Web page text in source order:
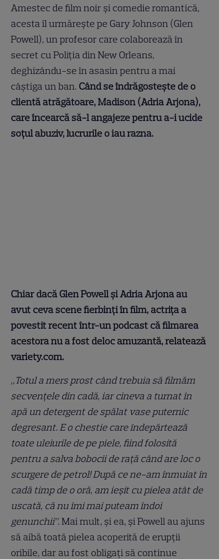
Amestec de film noir și comedie romantică,
acesta îl urmărește pe Gary Johnson (Glen
Powell), un profesor care colaborează în
secret cu Poliția din New Orleans,
deghizându-se în asasin pentru a mai
câștiga un ban. Când se îndrăgostește de o
clientă atrăgătoare, Madison (Adria Arjona),
care încearcă să-l angajeze pentru a-i ucide
soțul abuziv, lucrurile o iau razna.
Chiar dacă Glen Powell și Adria Arjona au
avut ceva scene fierbinți în film, actrița a
povestit recent într-un podcast că filmarea
acestora nu a fost deloc amuzantă, relatează
variety.com.
„Totul a mers prost când trebuia să filmăm
secvențele din cadă, iar cineva a turnat în
apă un detergent de spălat vase puternic
degresant. E o chestie care îndepărtează
toate uleiurile de pe piele, fiind folosită
pentru a salva bobocii de rață când are loc o
scurgere de petrol! După ce ne-am înmuiat în
cadă timp de o oră, am ieșit cu pielea atât de
uscată, că nu îmi mai puteam îndoi
genunchii”. Mai mult, și ea, și Powell au ajuns
să aibă toată pielea acoperită de erupții
oribile, dar au fost obligați să continue